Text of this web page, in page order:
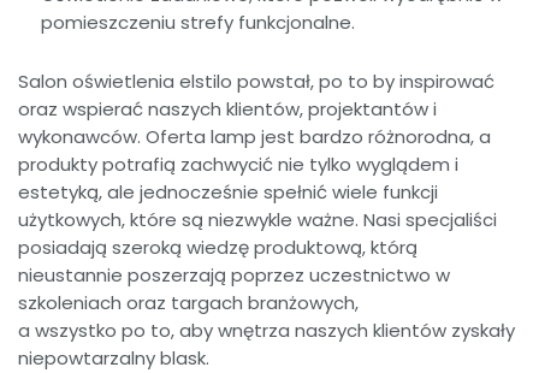
pomieszczeniu strefy funkcjonalne.
Salon oświetlenia elstilo powstał, po to by inspirować
oraz wspierać naszych klientów, projektantów i
wykonawców. Oferta lamp jest bardzo różnorodna, a
produkty potrafią zachwycić nie tylko wyglądem i
estetyką, ale jednocześnie spełnić wiele funkcji
użytkowych, które są niezwykle ważne. Nasi specjaliści
posiadają szeroką wiedzę produktową, którą
nieustannie poszerzają poprzez uczestnictwo w
szkoleniach oraz targach branżowych,
a wszystko po to, aby wnętrza naszych klientów zyskały
niepowtarzalny blask.